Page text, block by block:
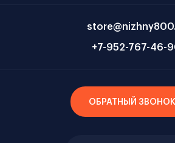
+7-952-767-46-
ОБРАТНЫЙ ЗВОНОК